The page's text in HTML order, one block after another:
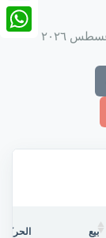
بيع الحركة